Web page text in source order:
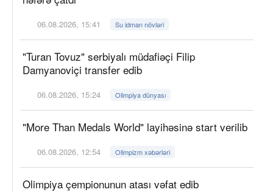
06.08.2026, 15:41 Su idman növləri
"Turan Tovuz" serbiyalı müdafiəçi Filip
Damyanoviçi transfer edib
06.08.2026, 15:24 Olimpiya dünyası
"More Than Medals World" layihəsinə start verilib
06.08.2026, 12:54 Olimpizm xəbərləri
Olimpiya çempionunun atası vəfat edib